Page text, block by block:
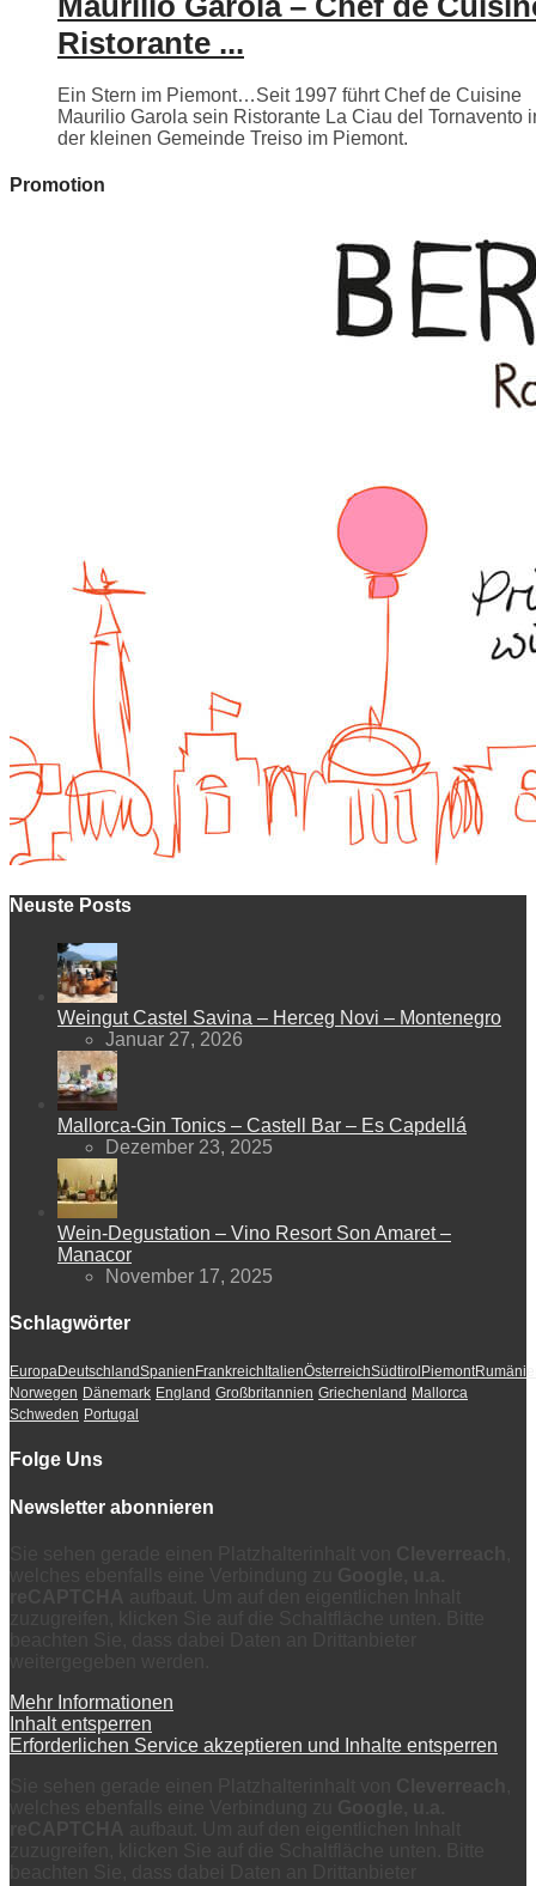
Ristorante ...
Ein Stern im Piemont…Seit 1997 führt Chef de Cuisine
Maurilio Garola sein Ristorante La Ciau del Tornavento
der kleinen Gemeinde Treiso im Piemont.
Promotion
Neuste Posts
Weingut Castel Savina – Herceg Novi – Montenegro
Januar 27, 2026
Mallorca-Gin Tonics – Castell Bar – Es Capdellá
Dezember 23, 2025
Wein-Degustation – Vino Resort Son Amaret –
Manacor
November 17, 2025
Schlagwörter
EuropaDeutschlandSpanien Frankreich ItalienÖsterreichSüdtirol Piemont
Norwegen Dänemark England Großbritannien Griechenland Mallorca
Schweden Portugal
Folge Uns
Newsletter abonnieren
Mehr Informationen
Inhalt entsperren
Erforderlichen Service akzeptieren und Inhalte entsperren